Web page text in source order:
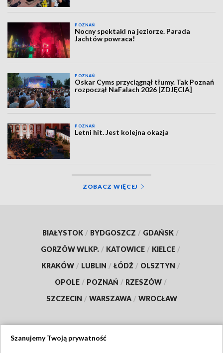
POZNAŃ
Nocny spektakl na jeziorze. Parada
Jachtów powraca!
POZNAŃ
Oskar Cyms przyciągnął tłumy. Tak Poznań
rozpoczął NaFalach 2026 [ZDJĘCIA]
POZNAŃ
Letni hit. Jest kolejna okazja
ZOBACZ WIĘCEJ
BIAŁYSTOK / BYDGOSZCZ / GDAŃSK /
GORZÓW WLKP. / KATOWICE / KIELCE /
KRAKÓW / LUBLIN / ŁÓDŹ / OLSZTYN /
OPOLE / POZNAŃ / RZESZÓW /
SZCZECIN / WARSZAWA / WROCŁAW
Szanujemy Twoją prywatność